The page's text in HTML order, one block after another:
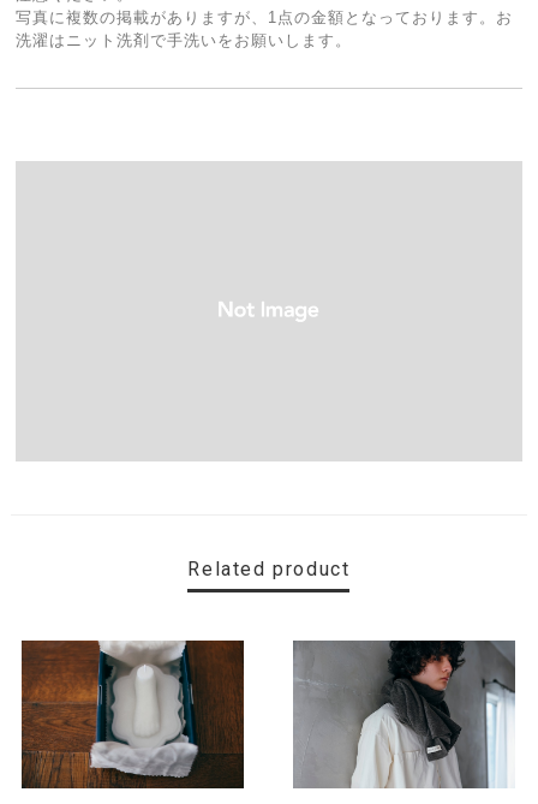
写真に複数の掲載がありますが、1点の金額となっております。お
洗濯はニット洗剤で手洗いをお願いします。
Related product